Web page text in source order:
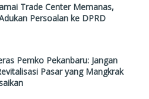
Trade Center Memanas,
Persoalan ke DPRD
Pemko Pekanbaru: Jangan
Pasar yang Mangkrak